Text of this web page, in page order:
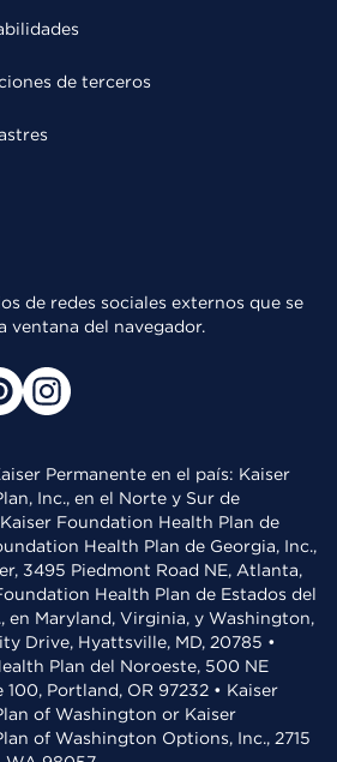
de terceros
de redes sociales externos que se
ventana del navegador.
Permanente en el país: Kaiser
Inc., en el Norte y Sur de
Foundation Health Plan de
Health Plan de Georgia, Inc.,
3495 Piedmont Road NE, Atlanta,
Health Plan de Estados del
en Maryland, Virginia, y Washington,
Drive, Hyattsville, MD, 20785 •
Plan del Noroeste, 500 NE
Portland, OR 97232 • Kaiser
of Washington or Kaiser
of Washington Options, Inc., 2715